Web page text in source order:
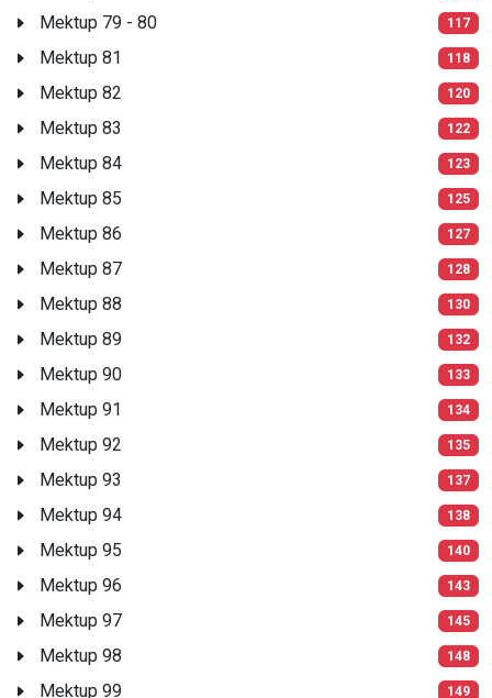
Mektup 79 - 80 117
Mektup 81 118
Mektup 82 120
Mektup 83 122
Mektup 84 123
Mektup 85 125
Mektup 86 127
Mektup 87 128
Mektup 88 130
Mektup 89 132
Mektup 90 133
Mektup 91 134
Mektup 92 135
Mektup 93 137
Mektup 94 138
Mektup 95 140
Mektup 96 143
Mektup 97 145
Mektup 98 148
Mektup 99 149